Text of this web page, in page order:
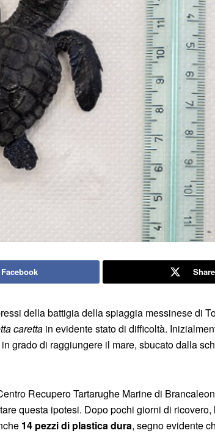
della battigia della spiaggia messinese di
caretta in evidente stato di difficoltà.
grado di raggiungere il mare, sbucato dalla
Recupero Tartarughe Marine di
questa ipotesi. Dopo pochi giorni di
14 pezzi di plastica dura, segno evidente